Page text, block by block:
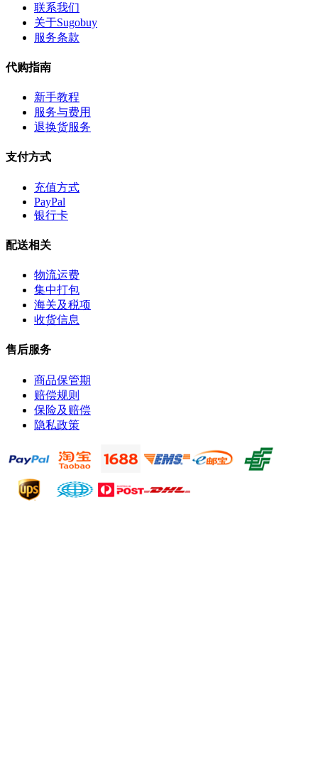
联系我们
关于Sugobuy
服务条款
代购指南
新手教程
服务与费用
退换货服务
支付方式
充值方式
PayPal
银行卡
配送相关
物流运费
集中打包
海关及税项
收货信息
售后服务
商品保管期
赔偿规则
保险及赔偿
隐私政策